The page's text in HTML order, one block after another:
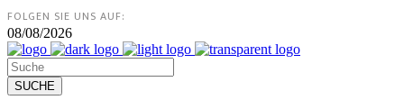
FOLGEN SIE UNS AUF:
08/08/2026